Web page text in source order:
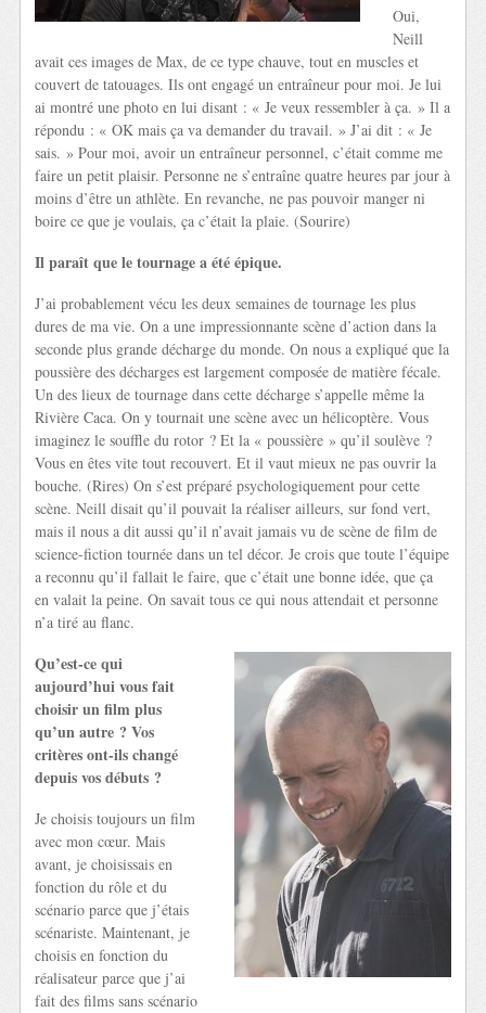
Oui,
Neill
avait ces images de Max, de ce type chauve, tout en muscles et
couvert de tatouages. Ils ont engagé un entraîneur pour moi. Je lui
ai montré une photo en lui disant : « Je veux ressembler à ça. » Il a
répondu : « OK mais ça va demander du travail. » J’ai dit : « Je
sais. » Pour moi, avoir un entraîneur personnel, c’était comme me
faire un petit plaisir. Personne ne s’entraîne quatre heures par jour à
moins d’être un athlète. En revanche, ne pas pouvoir manger ni
boire ce que je voulais, ça c’était la plaie. (Sourire)
Il paraît que le tournage a été épique.
J’ai probablement vécu les deux semaines de tournage les plus
dures de ma vie. On a une impressionnante scène d’action dans la
seconde plus grande décharge du monde. On nous a expliqué que la
poussière des décharges est largement composée de matière fécale.
Un des lieux de tournage dans cette décharge s’appelle même la
Rivière Caca. On y tournait une scène avec un hélicoptère. Vous
imaginez le souffle du rotor ? Et la « poussière » qu’il soulève ?
Vous en êtes vite tout recouvert. Et il vaut mieux ne pas ouvrir la
bouche. (Rires) On s’est préparé psychologiquement pour cette
scène. Neill disait qu’il pouvait la réaliser ailleurs, sur fond vert,
mais il nous a dit aussi qu’il n’avait jamais vu de scène de film de
science-fiction tournée dans un tel décor. Je crois que toute l’équipe
a reconnu qu’il fallait le faire, que c’était une bonne idée, que ça
en valait la peine. On savait tous ce qui nous attendait et personne
n’a tiré au flanc.
Qu’est-ce qui
aujourd’hui vous fait
choisir un film plus
qu’un autre ? Vos
critères ont-ils changé
depuis vos débuts ?
Je choisis toujours un film
avec mon cœur. Mais
avant, je choisissais en
fonction du rôle et du
scénario parce que j’étais
scénariste. Maintenant, je
choisis en fonction du
réalisateur parce que j’ai
fait des films sans scénario